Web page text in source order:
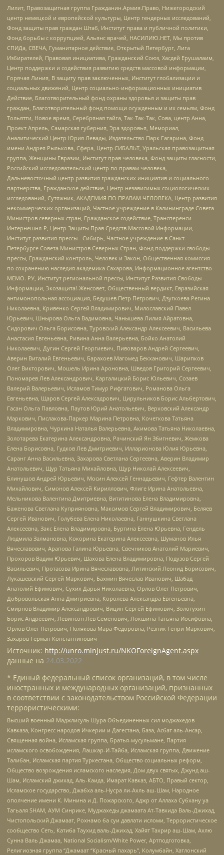
Лилит, Правозащитная группа Гражданин.Армия.Право, Нижегородский
центр немецкой и европейской культуры, Центр гендерных исследований,
Фонд защиты прав граждан Штаб, Институт права и публичной политики,
Фонд борьбы с коррупцией, Альянс врачей, НАСИЛИЮ.НЕТ, Мы против
СПИДа, СВЕЧА, Гуманитарное действие, Открытый Петербург, Лига
Избирателей, Правовая инициатива, Гражданский Союз, Хасдей Ерушалаим,
Центр поддержки и содействия развитию средств массовой информации,
Горячая Линия, В защиту прав заключенных, Институт глобализации и
социальных движений, Центр социально-информационных инициатив
Действие, Благотворительный фонд охраны здоровья и защиты прав
граждан, Благотворительный фонд помощи осужденным и их семьям, Фонд
Тольятти, Новое время, Серебряная тайга, Так-Так-Так, Сова, центр Анна,
Проект Апрель, Самарская губерния, Эра здоровья, Мемориал,
Аналитический Центр Юрия Левады, Издательство Парк Гагарина, Фонд
имени Андрея Рылькова, Сфера, Центр СИБАЛЬТ, Уральская правозащитная
группа, Женщины Евразии, Институт прав человека, Фонд защиты гласности,
Российский исследовательский центр по правам человека,
Дальневосточный центр развития гражданских инициатив и социального
партнерства, Гражданское действие, Центр независимых социологических
исследований, Сутяжник, АКАДЕМИЯ ПО ПРАВАМ ЧЕЛОВЕКА, Центр развития
некоммерческих организаций, Частное учреждение в Калининграде Совета
Министров северных стран, Гражданское содействие, Трансперенси
Интернешнл-Р, Центр Защиты Прав Средств Массовой Информации,
Институт развития прессы - Сибирь, Частное учреждение в Санкт-
Петербурге Совета Министров Северных Стран, Фонд поддержки свободы
прессы, Гражданский контроль, Человек и Закон, Общественная комиссия
по сохранению наследия академика Сахарова, Информационное агентство
МЕМО. РУ, Институт региональной прессы, Институт Развития Свободы
Информации, Экозащита!-Женсовет, Общественный вердикт, Евразийская
антимонопольная ассоциация, Бедушев Петр Петрович, Дзугкоева Регина
Николаевна, Кривенко Сергей Владимирович, Милославский Павел
Юрьевич, Шнырова Ольга Вадимовна, Чанышева Лилия Айратовна,
Сидорович Ольга Борисовна, Туровский Александр Алексеевич, Васильева
Анастасия Евгеньевна, Ривина Анна Валерьевна, Бойко Анатолий
Николаевич, Дугин Сергей Георгиевич, Пивоваров Андрей Сергеевич,
Аверин Виталий Евгеньевич, Барахоев Магомед Бекханович, Шарипков
Олег Викторович, Мошель Ирина Ароновна, Шведов Григорий Сергеевич,
Пономарев Лев Александрович, Каргалицкий Борис Юльевич, Созаев
Валерий Валерьевич, Исламов Тимур Рифгатович, Романова Ольга
Евгеньевна, Щаров Сергей Алексадрович, Цирульников Борис Альбертович,
Гасан Ольга Павловна, Паутов Юрий Анатольевич, Верховский Александр
Маркович, Пислакова-Паркер Марина Петровна, Кочеткова Татьяна
Владимировна, Чуркина Наталья Валерьевна, Акимова Татьяна Николаевна,
Золотарева Екатерина Александровна, Рачинский Ян Збигневич, Жемкова
Елена Борисовна, Гудков Лев Дмитриевич, Илларионова Юлия Юрьевна,
Саранг Анна Васильевна, Захарова Светлана Сергеевна, Аверин Владимир
Анатольевич, Щур Татьяна Михайловна, Щур Николай Алексеевич,
Блинушов Андрей Юрьевич, Мосин Алексей Геннадьевич, Гефтер Валентин
Михайлович, Симонов Алексей Кириллович, Флиге Ирина Анатольевна,
Мельникова Валентина Дмитриевна, Вититинова Елена Владимировна,
Баженова Светлана Куприяновна, Максимов Сергей Владимирович, Беляев
Сергей Иванович, Голубева Елена Николаевна, Ганнушкина Светлана
Алексеевна, Закс Елена Владимировна, Буртина Елена Юрьевна, Гендель
Людмила Залмановна, Кокорина Екатерина Алексеевна, Шуманов Илья
Вячеславович, Арапова Галина Юрьевна, Свечников Анатолий Мариевич,
Прохоров Вадим Юрьевич, Шахова Елена Владимировна, Подузов Сергей
Васильевич, Протасова Ирина Вячеславовна, Литинский Леонид Борисович,
Лукашевский Сергей Маркович, Бахмин Вячеслав Иванович, Шабад
Анатолий Ефимович, Сухих Дарья Николаевна, Орлов Олег Петрович,
Добровольская Анна Дмитриевна, Королева Александра Евгеньевна,
Смирнов Владимир Александрович, Вицин Сергей Ефимович, Золотухин
Борис Андреевич, Левинсон Лев Семенович, Локшина Татьяна Иосифовна,
Орлов Олег Петрович, Полякова Мара Федоровна, Резник Генри Маркович,
Захаров Герман Константинович
Источник: http://unro.minjust.ru/NKOForeignAgent.aspx
данные на 24.03.2022
* Единый федеральный список организаций, в том числе
иностранных и международных организаций, признанных
в соответствии с законодательством Российской Федерации
террористическими:
Высший военный Маджлисуль Шура Объединенных сил моджахедов
Кавказа, Конгресс народов Ичкерии и Дагестана, База, Асбат аль-Ансар,
Священная война, Исламская группа, Братья-мусульмане, Партия
исламского освобождения, Лашкар-И-Тайба, Исламская группа, Движение
Талибан, Исламская партия Туркестана, Общество социальных реформ,
Общество возрождения исламского наследия, Дом двух святых, Джунд аш-
Шам, Исламский джихад, Аль-Каида, Имарат Кавказ, АБТО, Правый сектор,
Исламское государство, Джабха аль-Нусра ли-Ахль аш-Шам, Народное
ополчение имени К. Минина и Д. Пожарского, Аджр от Аллаха Субхану уа
Тагьаля SHAM, АУМ Синрике, Муджахеды джамаата Ат-Тавхида Валь-Джихад,
Чистопольский Джамаат, Рохнамо ба суи давлати исломи, Террористическое
сообщество Сеть, Катиба Таухид валь-Джихад, Хайят Тахрир аш-Шам, Ахлю
Сунна Валь Джамаа, National Socialism/White Power, Артподготовка,
Религиозная группа “Джамаат “Красный пахарь”, Колумбайн, Хатлонский